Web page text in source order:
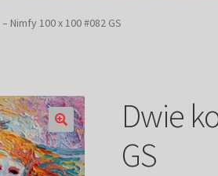
Nimfy 100 x 100 #082 GS
Dwie
GS